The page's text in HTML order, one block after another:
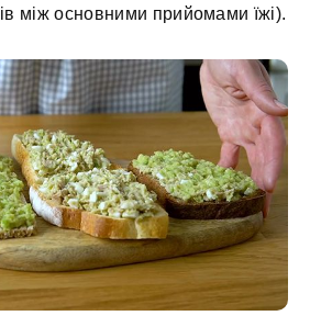
між основними прийомами їжі).